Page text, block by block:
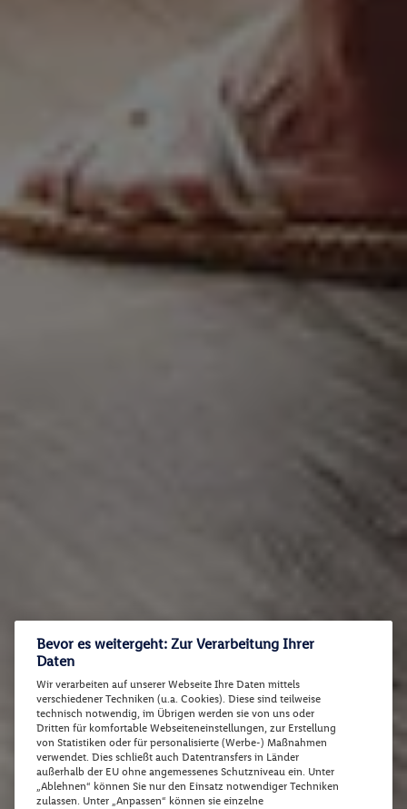
Bevor es weitergeht: Zur Verarbeitung Ihrer
Daten
Wir verarbeiten auf unserer Webseite Ihre Daten mittels
verschiedener Techniken (u.a. Cookies). Diese sind teilweise
technisch notwendig, im Übrigen werden sie von uns oder
Dritten für komfortable Webseiteneinstellungen, zur Erstellung
von Statistiken oder für personalisierte (Werbe-) Maßnahmen
verwendet. Dies schließt auch Datentransfers in Länder
außerhalb der EU ohne angemessenes Schutzniveau ein. Unter
„Ablehnen“ können Sie nur den Einsatz notwendiger Techniken
zulassen. Unter „Anpassen“ können sie einzelne